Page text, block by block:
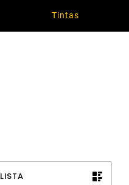
Tintas
LISTA